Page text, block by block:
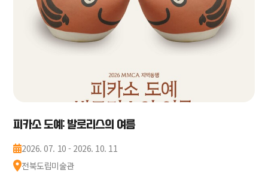
피카소 도예: 발로리스의 여름
2026. 07. 10 - 2026. 10. 11
전북도립미술관